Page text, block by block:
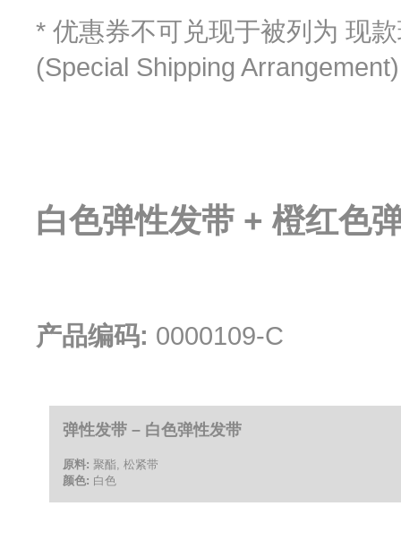
* 优惠券不可兑现于被列为 现
(Special Shipping
白色弹性发带 + 橙红色
产品编码: 0000109-C
弹性发带 – 白色弹性发带
原料: 聚酯, 松紧带
颜色: 白色